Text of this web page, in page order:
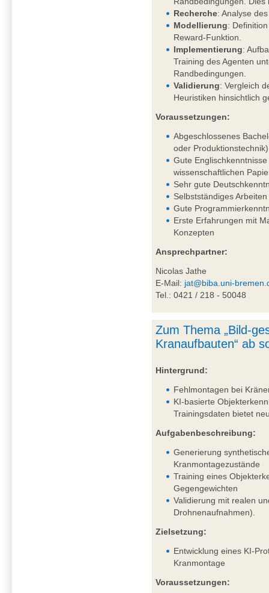
Recherche: Analyse
Modellierung:
Reward-Funktion.
Implementierung:
Training des Agenten
Randbedingungen.
Validierung: Vergleich
Heuristiken hinsichtlich
Voraussetzungen:
Abgeschlossenes
oder Produktionstechnik)
Gute
wissenschaftlichen
Sehr gute
Selbstständiges
Gute
Erste Erfahrungen mit
Konzepten
Ansprechpartner:
Nicolas Jathe
E-Mail: jat@biba.uni-
Tel.: 0421 / 218 - 50048
Zum Thema „Bild-
Kranaufbauten“ ab
Hintergrund:
Fehlmontagen bei
KI-basierte
Trainingsdaten bietet
Aufgabenbeschreibung:
Generierung
Kranmontagezustände
Training eines
Gegengewichten
Validierung mit realen
Drohnenaufnahmen).
Zielsetzung:
Entwicklung eines KI-
Kranmontage
Voraussetzungen: